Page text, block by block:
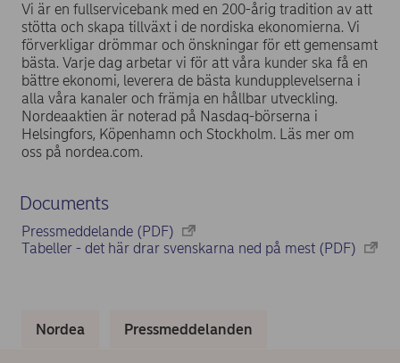
Vi är en fullservicebank med en 200-årig tradition av att
stötta och skapa tillväxt i de nordiska ekonomierna. Vi
förverkligar drömmar och önskningar för ett gemensamt
bästa. Varje dag arbetar vi för att våra kunder ska få en
bättre ekonomi, leverera de bästa kundupplevelserna i
alla våra kanaler och främja en hållbar utveckling.
Nordeaaktien är noterad på Nasdaq-börserna i
Helsingfors, Köpenhamn och Stockholm. Läs mer om
oss på nordea.com.
Documents
Pressmeddelande (PDF)
Tabeller - det här drar svenskarna ned på mest (PDF)
Nordea Pressmeddelanden